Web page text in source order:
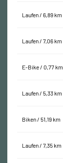
Laufen / 6,89 km
Laufen / 7,06 km
E-Bike / 0,77 km
Laufen / 5,33 km
Biken / 51,19 km
Laufen / 7,35 km